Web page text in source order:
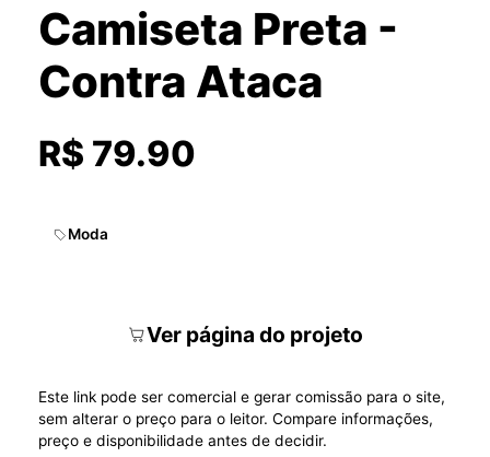
Camiseta Preta -
Contra Ataca
R$ 79.90
Moda
Ver página do projeto
Este link pode ser comercial e gerar comissão para o site,
sem alterar o preço para o leitor. Compare informações,
preço e disponibilidade antes de decidir.